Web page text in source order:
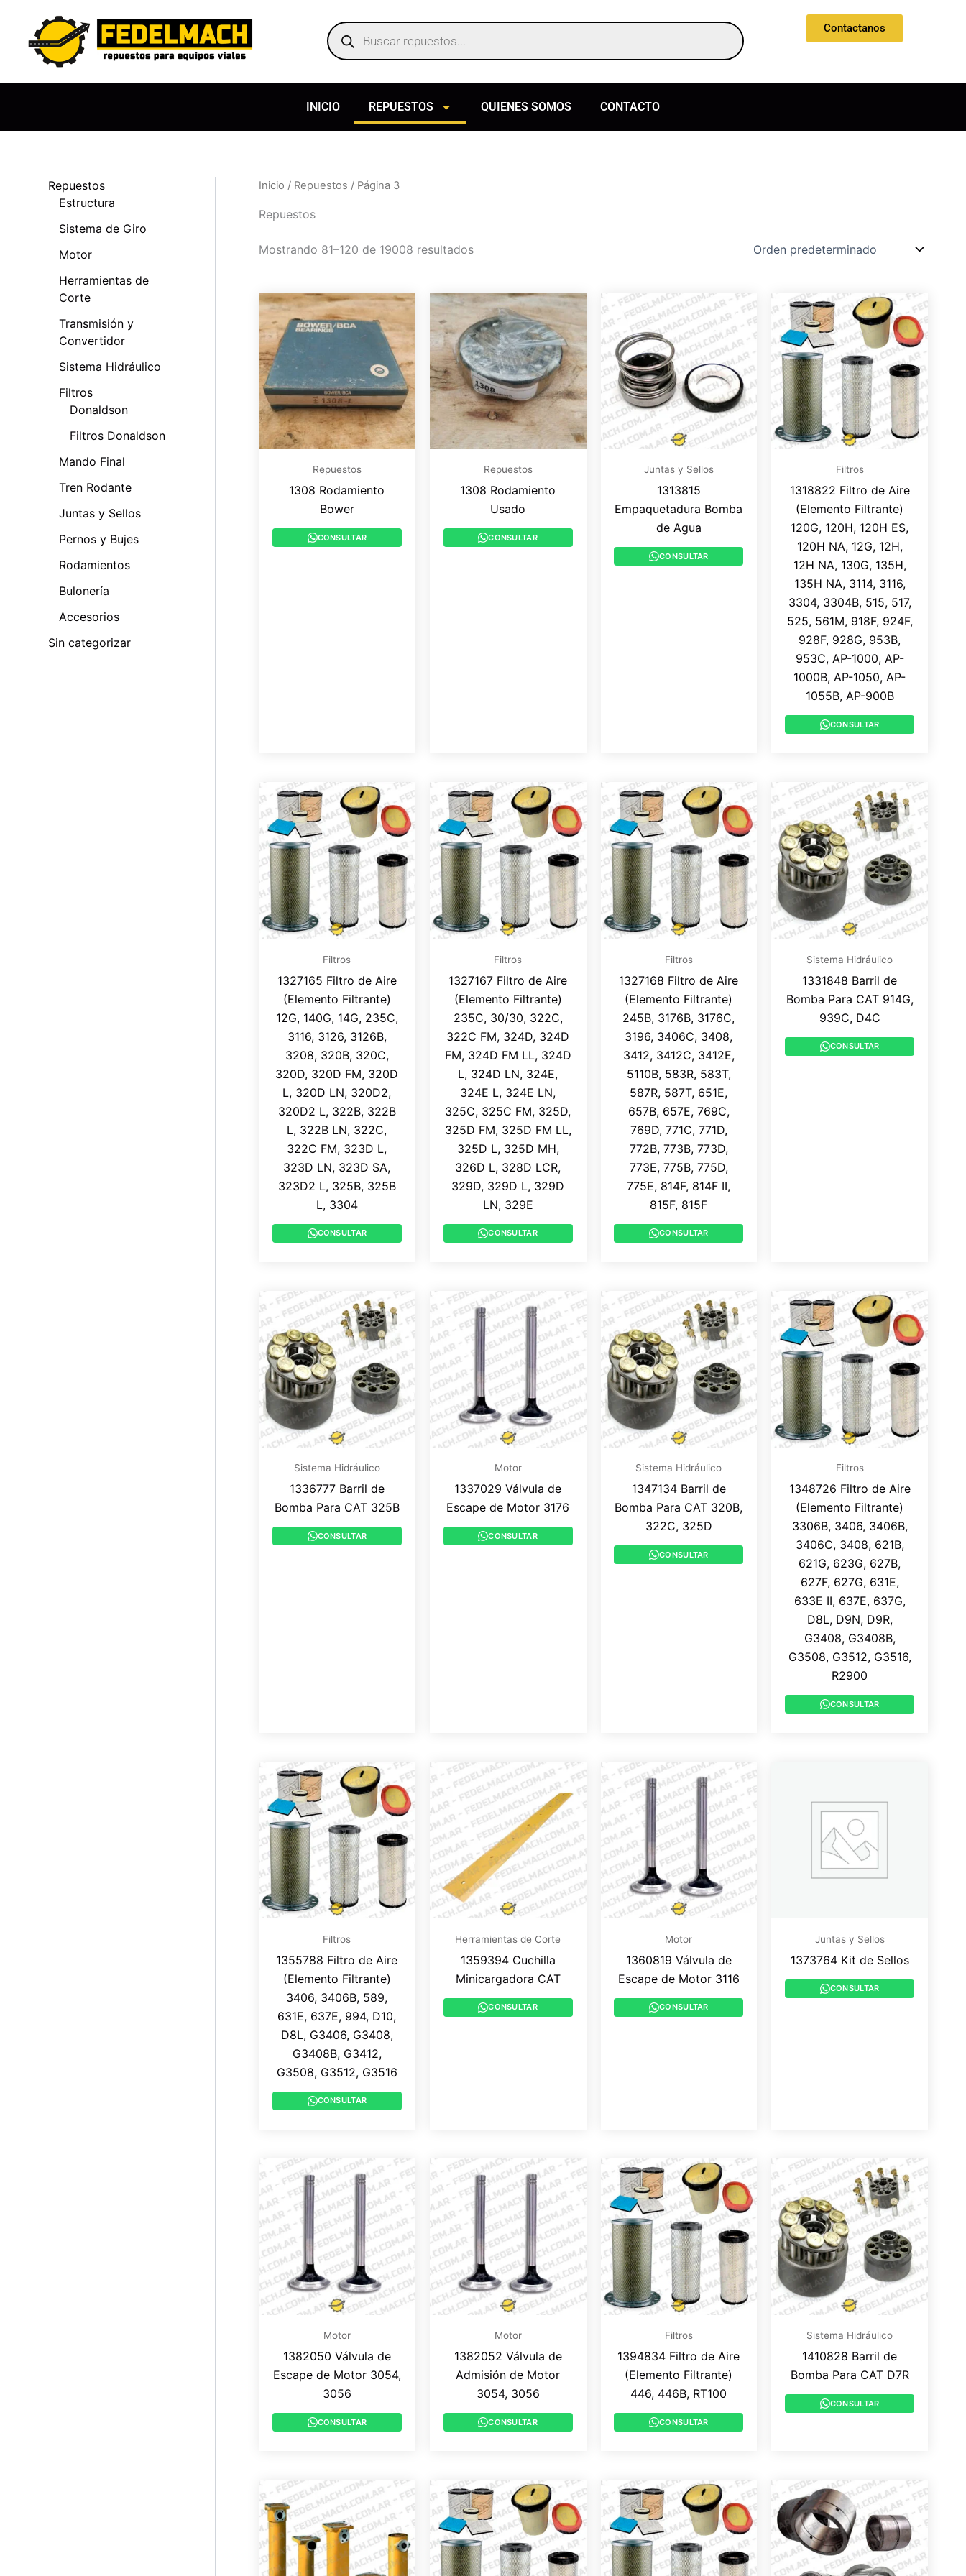
contenido
Products
search
Contactanos
INICIO REPUESTOS QUIENES SOMOS CONTACTO
Repuestos
Estructura
Sistema de Giro
Motor
Herramientas de
Corte
Transmisión y
Convertidor
Sistema Hidráulico
Filtros
Donaldson
Filtros Donaldson
Mando Final
Tren Rodante
Juntas y Sellos
Pernos y Bujes
Rodamientos
Bulonería
Accesorios
Sin categorizar
Inicio / Repuestos / Página 3
Repuestos
Mostrando 81–120 de 19008 resultados
Repuestos
1308 Rodamiento
Bower
CONSULTAR
Repuestos
1308 Rodamiento
Usado
CONSULTAR
Juntas y Sellos
1313815
Empaquetadura Bomba
de Agua
CONSULTAR
Filtros
1318822 Filtro de Aire
(Elemento Filtrante)
120G, 120H, 120H ES,
120H NA, 12G, 12H,
12H NA, 130G, 135H,
135H NA, 3114, 3116,
3304, 3304B, 515, 517,
525, 561M, 918F, 924F,
928F, 928G, 953B,
953C, AP-1000, AP-
1000B, AP-1050, AP-
1055B, AP-900B
CONSULTAR
Filtros
1327165 Filtro de Aire
(Elemento Filtrante)
12G, 140G, 14G, 235C,
3116, 3126, 3126B,
3208, 320B, 320C,
320D, 320D FM, 320D
L, 320D LN, 320D2,
320D2 L, 322B, 322B
L, 322B LN, 322C,
322C FM, 323D L,
323D LN, 323D SA,
323D2 L, 325B, 325B
L, 3304
CONSULTAR
Filtros
1327167 Filtro de Aire
(Elemento Filtrante)
235C, 30/30, 322C,
322C FM, 324D, 324D
FM, 324D FM LL, 324D
L, 324D LN, 324E,
324E L, 324E LN,
325C, 325C FM, 325D,
325D FM, 325D FM LL,
325D L, 325D MH,
326D L, 328D LCR,
329D, 329D L, 329D
LN, 329E
CONSULTAR
Filtros
1327168 Filtro de Aire
(Elemento Filtrante)
245B, 3176B, 3176C,
3196, 3406C, 3408,
3412, 3412C, 3412E,
5110B, 583R, 583T,
587R, 587T, 651E,
657B, 657E, 769C,
769D, 771C, 771D,
772B, 773B, 773D,
773E, 775B, 775D,
775E, 814F, 814F II,
815F, 815F
CONSULTAR
Sistema Hidráulico
1331848 Barril de
Bomba Para CAT 914G,
939C, D4C
CONSULTAR
Sistema Hidráulico
1336777 Barril de
Bomba Para CAT 325B
CONSULTAR
Motor
1337029 Válvula de
Escape de Motor 3176
CONSULTAR
Sistema Hidráulico
1347134 Barril de
Bomba Para CAT 320B,
322C, 325D
CONSULTAR
Filtros
1348726 Filtro de Aire
(Elemento Filtrante)
3306B, 3406, 3406B,
3406C, 3408, 621B,
621G, 623G, 627B,
627F, 627G, 631E,
633E II, 637E, 637G,
D8L, D9N, D9R,
G3408, G3408B,
G3508, G3512, G3516,
R2900
CONSULTAR
Filtros
1355788 Filtro de Aire
(Elemento Filtrante)
3406, 3406B, 589,
631E, 637E, 994, D10,
D8L, G3406, G3408,
G3408B, G3412,
G3508, G3512, G3516
CONSULTAR
Herramientas de Corte
1359394 Cuchilla
Minicargadora CAT
CONSULTAR
Motor
1360819 Válvula de
Escape de Motor 3116
CONSULTAR
Juntas y Sellos
1373764 Kit de Sellos
CONSULTAR
Motor
1382050 Válvula de
Escape de Motor 3054,
3056
CONSULTAR
Motor
1382052 Válvula de
Admisión de Motor
3054, 3056
CONSULTAR
Filtros
1394834 Filtro de Aire
(Elemento Filtrante)
446, 446B, RT100
CONSULTAR
Sistema Hidráulico
1410828 Barril de
Bomba Para CAT D7R
CONSULTAR